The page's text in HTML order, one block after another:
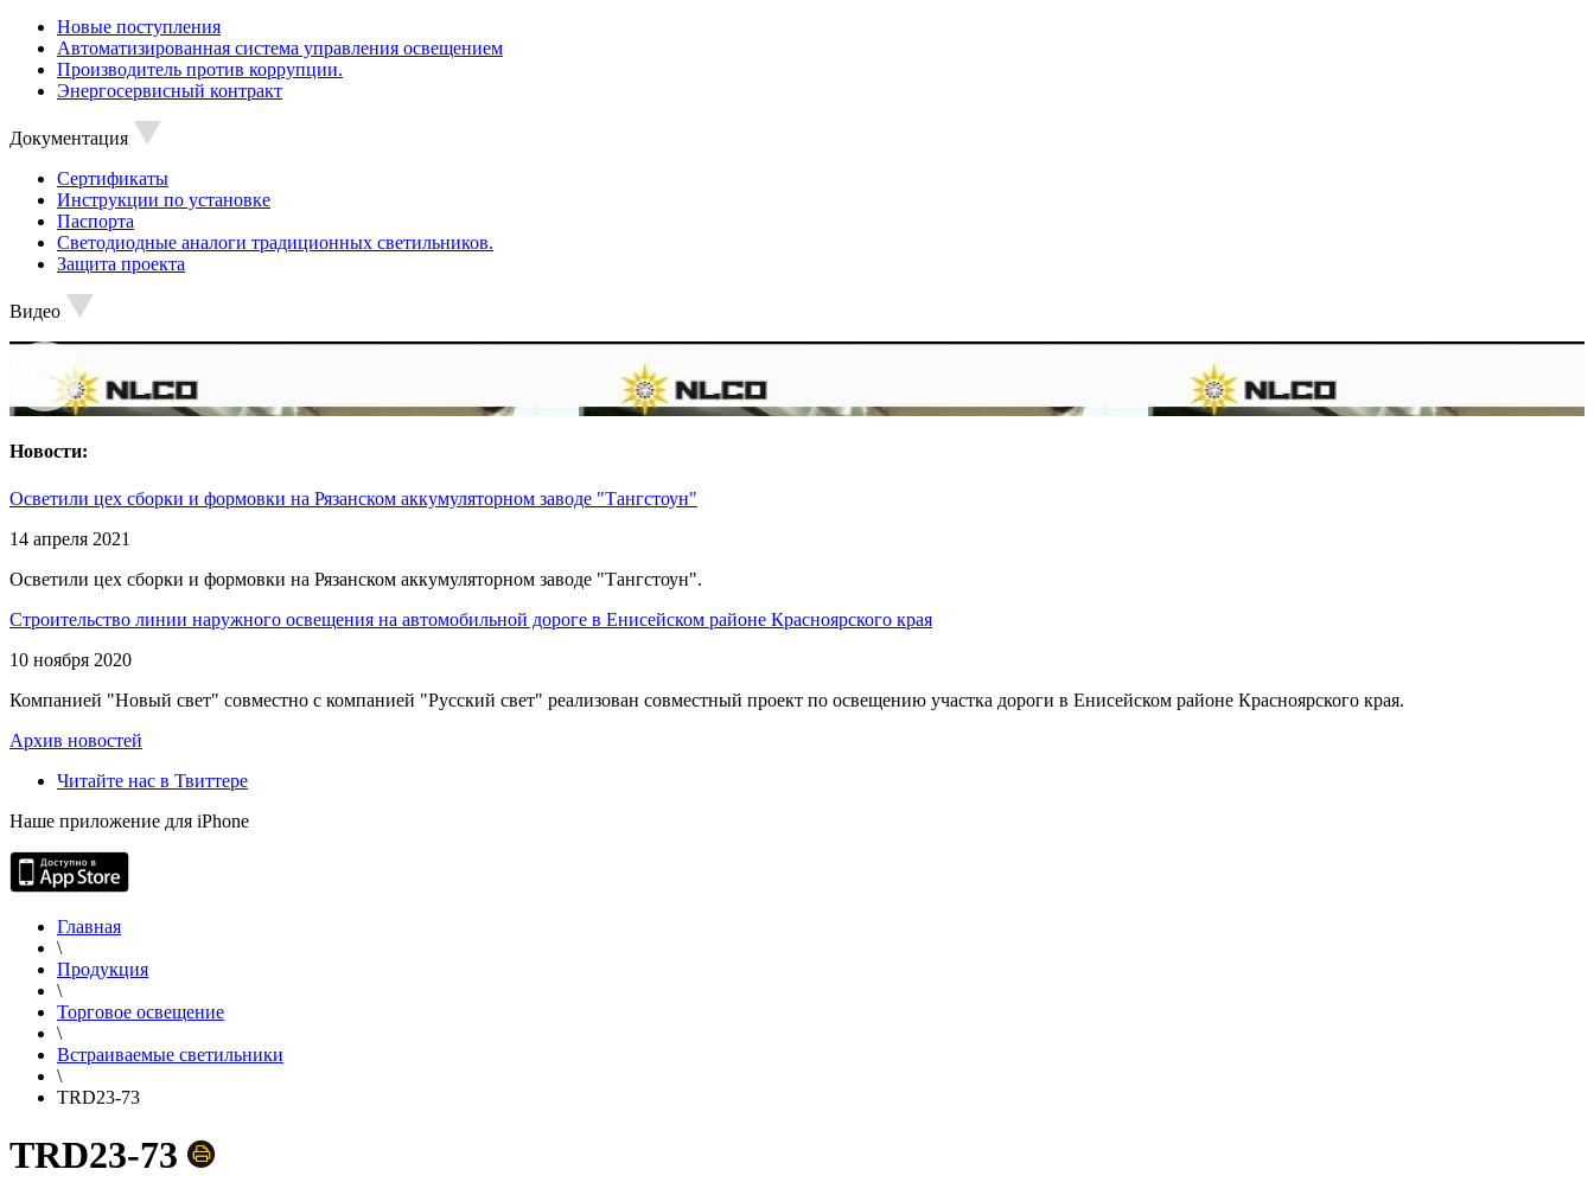
Новые поступления
Автоматизированная система управления освещением
Производитель против коррупции.
Энергосервисный контракт
Документация
Сертификаты
Инструкции по установке
Паспорта
Светодиодные аналоги традиционных светильников.
Защита проекта
Видео
Новости:
Осветили цех сборки и формовки на Рязанском аккумуляторном заводе "Тангстоун"
14 апреля 2021
Осветили цех сборки и формовки на Рязанском аккумуляторном заводе "Тангстоун".
Строительство линии наружного освещения на автомобильной дороге в Енисейском районе Красноярского края
10 ноября 2020
Компанией "Новый свет" совместно с компанией "Русский свет" реализован совместный проект по освещению участка дороги в Енисейском районе Красноярского края.
Архив новостей
Читайте нас в Твиттере
Наше приложение для iPhone
Главная
\
Продукция
\
Торговое освещение
\
Встраиваемые светильники
\
TRD23-73
TRD23-73